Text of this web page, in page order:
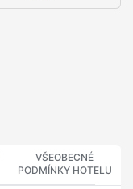
VŠEOBECNÉ
PODMÍNKY HOTELU